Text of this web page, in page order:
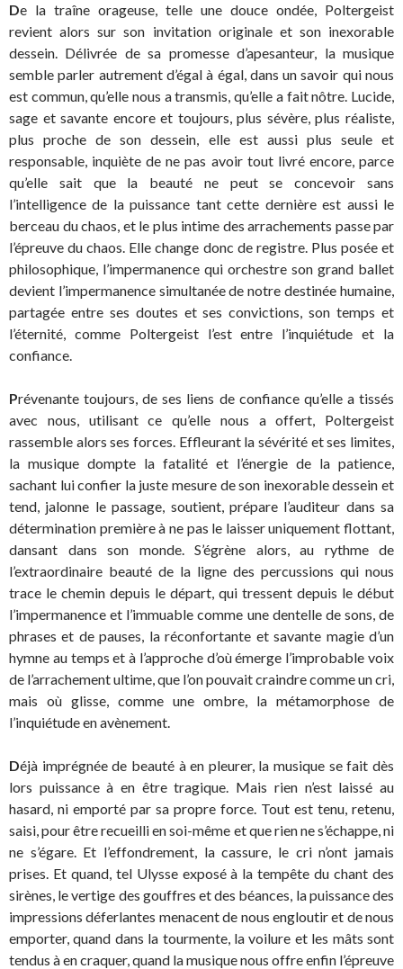
De la traîne orageuse, telle une douce ondée, Poltergeist
revient alors sur son invitation originale et son inexorable
dessein. Délivrée de sa promesse d’apesanteur, la musique
semble parler autrement d’égal à égal, dans un savoir qui nous
est commun, qu’elle nous a transmis, qu’elle a fait nôtre. Lucide,
sage et savante encore et toujours, plus sévère, plus réaliste,
plus proche de son dessein, elle est aussi plus seule et
responsable, inquiète de ne pas avoir tout livré encore, parce
qu’elle sait que la beauté ne peut se concevoir sans
l’intelligence de la puissance tant cette dernière est aussi le
berceau du chaos, et le plus intime des arrachements passe par
l’épreuve du chaos. Elle change donc de registre. Plus posée et
philosophique, l’impermanence qui orchestre son grand ballet
devient l’impermanence simultanée de notre destinée humaine,
partagée entre ses doutes et ses convictions, son temps et
l’éternité, comme Poltergeist l’est entre l’inquiétude et la
confiance.
Prévenante toujours, de ses liens de confiance qu’elle a tissés
avec nous, utilisant ce qu’elle nous a offert, Poltergeist
rassemble alors ses forces. Effleurant la sévérité et ses limites,
la musique dompte la fatalité et l’énergie de la patience,
sachant lui confier la juste mesure de son inexorable dessein et
tend, jalonne le passage, soutient, prépare l’auditeur dans sa
détermination première à ne pas le laisser uniquement flottant,
dansant dans son monde. S’égrène alors, au rythme de
l’extraordinaire beauté de la ligne des percussions qui nous
trace le chemin depuis le départ, qui tressent depuis le début
l’impermanence et l’immuable comme une dentelle de sons, de
phrases et de pauses, la réconfortante et savante magie d’un
hymne au temps et à l’approche d’où émerge l’improbable voix
de l’arrachement ultime, que l’on pouvait craindre comme un cri,
mais où glisse, comme une ombre, la métamorphose de
l’inquiétude en avènement.
Déjà imprégnée de beauté à en pleurer, la musique se fait dès
lors puissance à en être tragique. Mais rien n’est laissé au
hasard, ni emporté par sa propre force. Tout est tenu, retenu,
saisi, pour être recueilli en soi-même et que rien ne s’échappe, ni
ne s’égare. Et l’effondrement, la cassure, le cri n’ont jamais
prises. Et quand, tel Ulysse exposé à la tempête du chant des
sirènes, le vertige des gouffres et des béances, la puissance des
impressions déferlantes menacent de nous engloutir et de nous
emporter, quand dans la tourmente, la voilure et les mâts sont
tendus à en craquer, quand la musique nous offre enfin l’épreuve